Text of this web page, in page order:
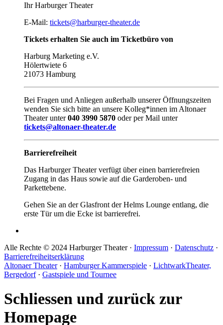
Ihr Harburger Theater
E-Mail: tickets@harburger-theater.de
Tickets erhalten Sie auch im Ticketbüro von
Harburg Marketing e.V.
Hölertwiete 6
21073 Hamburg
Bei Fragen und Anliegen außerhalb unserer Öffnungszeiten
wenden Sie sich bitte an unsere Kolleg*innen im Altonaer
Theater unter040 3990 5870 oder per Mail unter
tickets@altonaer-theater.de
Barrierefreiheit
Das Harburger Theater verfügt über einen barrierefreien
Zugang in das Haus sowie auf die Garderoben- und
Parkettebene.
Gehen Sie an der Glasfront der Helms Lounge entlang, die
erste Tür um die Ecke ist barrierefrei.
Alle Rechte © 2024 Harburger Theater · Impressum · Datenschutz ·
Barrierefreiheitserklärung
Altonaer Theater· Hamburger Kammerspiele · LichtwarkTheater,
Bergedorf· Gastspiele und Tournee
Schliessen und zurück zur
Homepage